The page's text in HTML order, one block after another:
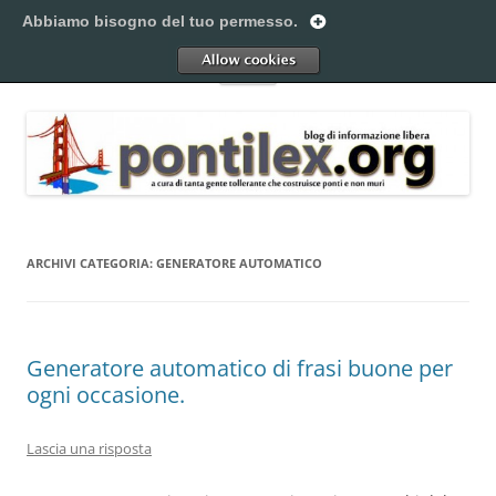
al
Pontilex
Menu
ARCHIVI CATEGORIA: GENERATORE AUTOMATICO
Generatore automatico di frasi buone per
ogni occasione.
Lascia una risposta
Abbiamo bisogno del tuo permesso.